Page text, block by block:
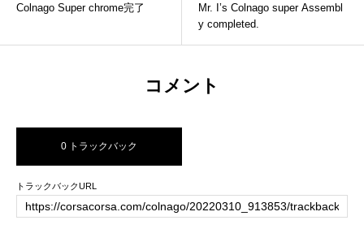
Colnago Super chrome完了
Mr. I’s Colnago super Assembl
y completed.
コメント
0 トラックバック
トラックバックURL